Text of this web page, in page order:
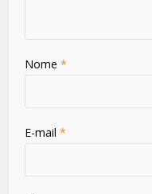
Nome*
E-mail*